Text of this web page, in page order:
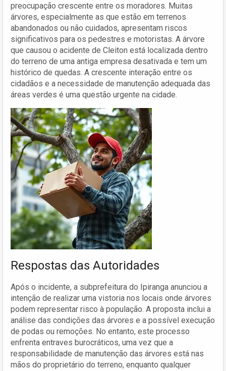
preocupação crescente entre os moradores. Muitas
árvores, especialmente as que estão em terrenos
abandonados ou não cuidados, apresentam riscos
significativos para os pedestres e motoristas. A árvore
que causou o acidente de Cleiton está localizada dentro
do terreno de uma antiga empresa desativada e tem um
histórico de quedas. A crescente interação entre os
cidadãos e a necessidade de manutenção adequada das
áreas verdes é uma questão urgente na cidade.
Respostas das Autoridades
Após o incidente, a subprefeitura do Ipiranga anunciou a
intenção de realizar uma vistoria nos locais onde árvores
podem representar risco à população. A proposta inclui a
análise das condições das árvores e a possível execução
de podas ou remoções. No entanto, este processo
enfrenta entraves burocráticos, uma vez que a
responsabilidade de manutenção das árvores está nas
mãos do proprietário do terreno, enquanto qualquer